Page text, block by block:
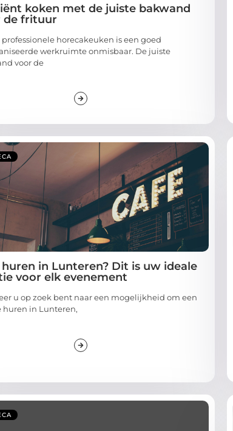
koken met de juiste bakwand
de frituur
professionele horecakeuken is een goed
werkruimte onmisbaar. De juiste
voor de
huren in Lunteren? Dit is uw ideale
voor elk evenement
u op zoek bent naar een mogelijkheid om een
huren in Lunteren,